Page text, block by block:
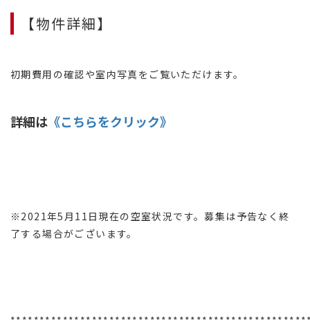
【物件詳細】
初期費用の確認や室内写真をご覧いただけます。
詳細は 《こちらをクリック》
※2021年5月11日現在の空室状況です。募集は予告なく終
了する場合がございます。